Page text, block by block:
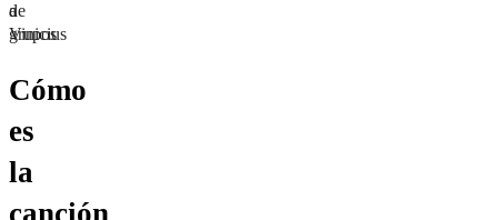
de
grupos
a
Vinicius
Cómo
es
la